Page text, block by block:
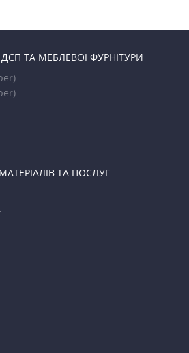
ТА МЕБЛЕВОЇ ФУРНІТУРИ
ТА ПОСЛУГ